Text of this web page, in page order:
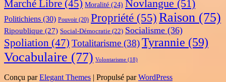
Marché Libre (45) Moralité (24) Novlangue (51)
Politichiens (30) Pouvoir (20) Propriété (55) Raison (75)
Ripoublique (27) Social-Démocratie (22) Socialisme (36)
Spoliation (47) Totalitarisme (38)Tyrannie (59)
Vocabulaire (77) Volontarisme (18)
Conçu parElegant Themes | Propulsé parWordPress